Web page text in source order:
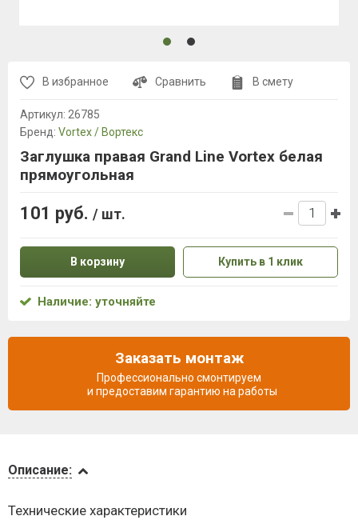
Описание:
Технические характеристики
В избранное Сравнить В смету
Артикул: 26785
Бренд: Vortex / Вортекс
Заглушка правая Grand Line Vortex белая
прямоугольная
101 руб. / шт.
В корзину Купить в 1 клик
Наличие: уточняйте
Заказать монтаж
Профессионально смонтируем
и предоставим гарантию на работы